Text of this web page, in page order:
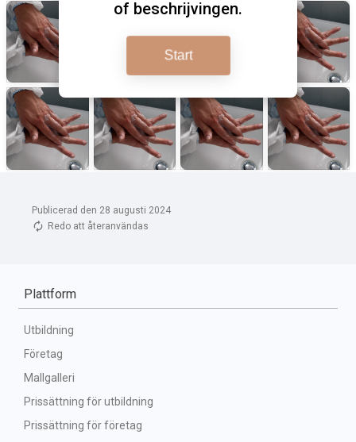
Publicerad den 28 augusti 2024
Redo att återanvändas
Plattform
Utbildning
Företag
Mallgalleri
Prissättning för utbildning
Prissättning för företag